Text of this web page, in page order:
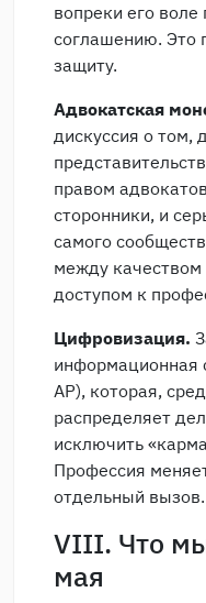
вопреки его
соглашению. Это
защиту.
Адвокатская
дискуссия о том,
правом
сторонники, и
самого
между
доступом к
Цифровизация.
информационная
АР), которая,
распределяет
исключить
Профессия
отдельный вызов.
VIII. Что
мая